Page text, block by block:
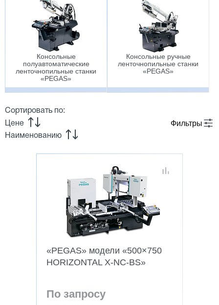
Консольные
полуавтоматические
ленточнопильные станки
«PEGAS»
Консольные ручные
ленточнопильные станки
«PEGAS»
Фильтры
Сортировать по:
Цене
Наименованию
«PEGAS» модели «500×750
HORIZONTAL X-NC-BS»
По запросу